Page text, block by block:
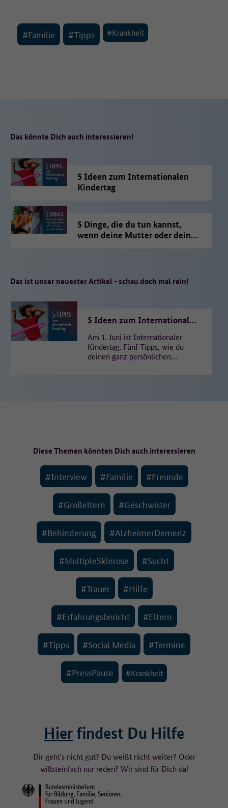
#Familie #Tipps #Krankheit
Das könnte Dich auch interessieren!
5 Ideen zum Internationalen
Kindertag
5 Dinge, die du tun kannst,
wenn deine Mutter oder dein
Das ist unser neuester Artikel - schau doch mal rein!
5 Ideen zum Internationalen
Am 1. Juni ist Internationaler
Kindertag. Fünf Tipps, wie du
deinen ganz persönlichen
Diese Themen könnten Dich auch interessieren
#Interview #Familie #Freunde
#Großeltern #Geschwister
#Behinderung #AlzheimerDemenz
#MultipleSklerose #Sucht
#Trauer #Hilfe
#Erfahrungsbericht #Eltern
#Tipps #Social Media #Termine
#PressPause #Krankheit
Hier findest Du Hilfe
Dir geht's nicht gut? Du weißt nicht weiter? Oder
willsteinfach nur reden? Wir sind für Dich da!